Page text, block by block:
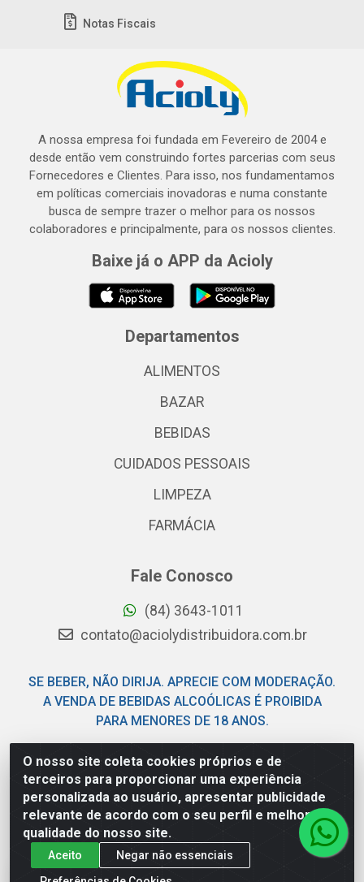
O nosso site coleta cookies próprios e de
terceiros para proporcionar uma experiência
personalizada ao usuário, apresentar publicidade
relevante de acordo com o seu perfil e melhorar a
qualidade do nosso site.
Aceito
Negar não essenciais
Notas Fiscais
A nossa empresa foi fundada em Fevereiro de 2004 e
desde então vem construindo fortes parcerias com seus
Fornecedores e Clientes. Para isso, nos fundamentamos
em políticas comerciais inovadoras e numa constante
busca de sempre trazer o melhor para os nossos
colaboradores e principalmente, para os nossos clientes.
Baixe já o APP da Acioly
Departamentos
ALIMENTOS
BAZAR
BEBIDAS
CUIDADOS PESSOAIS
LIMPEZA
FARMÁCIA
Fale Conosco
(84) 3643-1011
contato@aciolydistribuidora.com.br
SE BEBER, NÃO DIRIJA. APRECIE COM MODERAÇÃO.
A VENDA DE BEBIDAS ALCOÓLICAS É PROIBIDA
PARA MENORES DE 18 ANOS.
Acioly Distribuidora - Av Piloto Pereira Tim - Parque de
Exposições - Parnamirim/RN - CEP 59146-480 - CNPJ
06.029.901/0001-92